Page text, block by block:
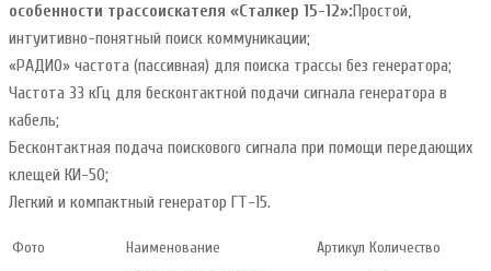
особенности трассоискателя «Сталкер 15-12»:Простой,
интуитивно-понятный поиск коммуникации;
«РАДИО» частота (пассивная) для поиска трассы без генератора;
Частота 33 кГц для бесконтактной подачи сигнала генератора в
кабель;
Бесконтактная подача поискового сигнала при помощи передающих
клещей КИ-50;
Легкий и компактный генератор ГТ-15.
Фото Наименование Артикул Количество